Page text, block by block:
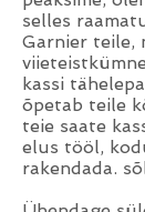
selles
Garnier teile,
kassi
õpetab teile
teie saate
elus tööl,
rakendada.